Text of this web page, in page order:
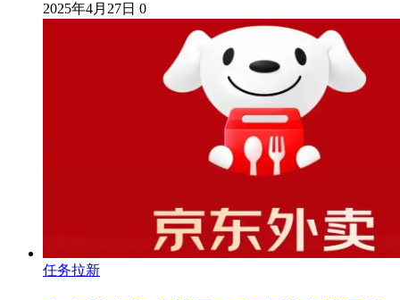
2025年4月27日 0
任务拉新